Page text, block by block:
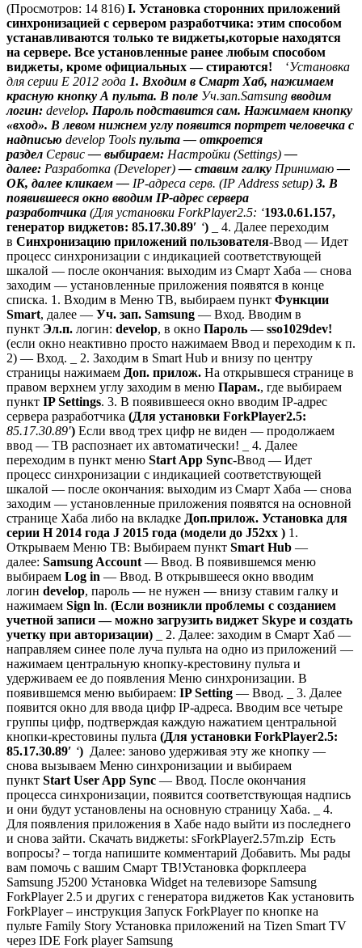
(Просмотров: 14 816) I. Установка сторонних приложений
синхронизацией с сервером разработчика: этим способом
устанавливаются только те виджеты,которые находятся
на сервере. Все установленные ранее любым способом
виджеты, кроме официальных — стираются! ‘Установка
для серии E 2012 года 1. Входим в Смарт Хаб, нажимаем
красную кнопку А пульта. В поле Уч.зап.Samsung вводим
логин: develop. Пароль подставится сам. Нажимаем кнопку
«вход». В левом нижнем углу появится портрет человечка с
надписью develop Tools пульта — откроется
раздел Сервис— выбираем: Настройки (Settings)—
далее: Разработка (Developer)— ставим галку Принимаю—
ОК, далее кликаем — IP-адреса серв. (IP Address setup) 3. В
появившееся окно вводим IP-адрес сервера
разработчика (Для установки ForkPlayer2.5: ‘193.0.61.157,
генератор виджетов: 85.17.30.89′ ‘) _ 4. Далее переходим
в Синхронизацию приложений пользователя-Ввод — Идет
процесс синхронизации с индикацией соответствующей
шкалой — после окончания: выходим из Смарт Хаба — снова
заходим — установленные приложения появятся в конце
списка. 1. Входим в Меню ТВ, выбираем пункт Функции
Smart, далее — Уч. зап. Samsung — Вход. Вводим в
пункт Эл.п. логин: develop, в окно Пароль — sso1029dev!
(если окно неактивно просто нажимаем Ввод и переходим к п.
2) — Вход. _ 2. Заходим в Smart Hub и внизу по центру
страницы нажимаем Доп. прилож. На открывшеся странице в
правом верхнем углу заходим в меню Парам., где выбираем
пункт IP Settings. 3. В появившееся окно вводим IP-адрес
сервера разработчика (Для установки ForkPlayer2.5:
85.17.30.89′) Если ввод трех цифр не виден — продолжаем
ввод — ТВ распознает их автоматически! _ 4. Далее
переходим в пункт меню Start App Sync-Ввод — Идет
процесс синхронизации с индикацией соответствующей
шкалой — после окончания: выходим из Смарт Хаба — снова
заходим — установленные приложения появятся на основной
странице Хаба либо на вкладке Доп.прилож. Установка для
серии H 2014 года J 2015 года (модели до J52xx ) 1.
Открываем Меню ТВ: Выбираем пункт Smart Hub —
далее: Samsung Account — Ввод. В появившемся меню
выбираем Log in — Ввод. В открывшееся окно вводим
логин develop, пароль — не нужен — внизу ставим галку и
нажимаем Sign ln. (Если возникли проблемы с созданием
учетной записи — можно загрузить виджет Skype и создать
учетку при авторизации) _ 2. Далее: заходим в Смарт Хаб —
направляем синее поле луча пульта на одно из приложений —
нажимаем центральную кнопку-крестовину пульта и
удерживаем ее до появления Меню синхронизации. В
появившемся меню выбираем: IP Setting — Ввод. _ 3. Далее
появится окно для ввода цифр IP-адреса. Вводим все четыре
группы цифр, подтверждая каждую нажатием центральной
кнопки-крестовины пульта (Для установки ForkPlayer2.5:
85.17.30.89′ ‘) Далее: заново удерживая эту же кнопку —
снова вызываем Меню синхронизации и выбираем
пункт Start User App Sync — Ввод. После окончания
процесса синхронизации, появится соответствующая надпись
и они будут установлены на основную страницу Хаба. _ 4.
Для появления приложения в Хабе надо выйти из последнего
и снова зайти. Скачать виджеты: sForkPlayer2.57m.zip Есть
вопросы? – тогда напишите комментарий Добавить. Мы рады
вам помочь с вашим Смарт ТВ!Установка форкплеера
Samsung J5200 Установка Widget на телевизоре Samsung
ForkPlayer 2.5 и других с генератора виджетов Как установить
ForkPlayer – инструкция Запуск ForkPlayer по кнопке на
пульте Family Story Установка приложений на Tizen Smart TV
через IDE Fork player Samsung